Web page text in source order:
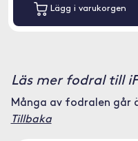
Lägg i varukorgen
Läs mer fodral till
Många av fodralen går
Tillbaka